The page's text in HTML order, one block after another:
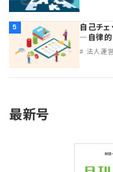
5
自己チ
―自律的
法人運営
最新号